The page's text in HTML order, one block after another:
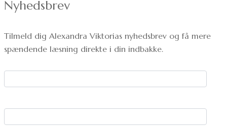
Nyhedsbrev
Tilmeld dig Alexandra Viktorias nyhedsbrev og få mere
spændende læsning direkte i din indbakke.